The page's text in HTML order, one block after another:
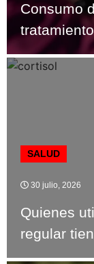
Consumo
SALUD
30 julio, 2026
Quienes
regular